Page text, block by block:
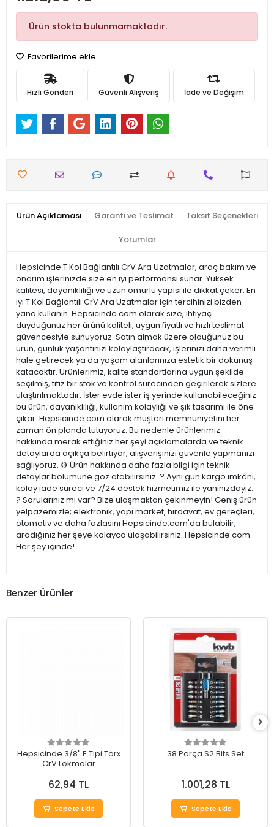
Ürün stokta bulunmamaktadır.
Favorilerime ekle
Hızlı Gönderi Güvenli Alışveriş İade ve Değişim
Ürün Açıklaması Garanti ve Teslimat Taksit Seçenekleri
Yorumlar
Hepsicinde T Kol Bağlantılı CrV Ara Uzatmalar, araç bakım ve
onarım işlerinizde size en iyi performansı sunar. Yüksek
kalitesi, dayanıklılığı ve uzun ömürlü yapısı ile dikkat çeker. En
iyi T Kol Bağlantılı CrV Ara Uzatmalar için tercihinizi bizden
yana kullanın. Hepsicinde.com olarak size, ihtiyaç
duyduğunuz her ürünü kaliteli, uygun fiyatlı ve hızlı teslimat
güvencesiyle sunuyoruz. Satın almak üzere olduğunuz bu
ürün, günlük yaşantınızı kolaylaştıracak, işlerinizi daha verimli
hale getirecek ya da yaşam alanlarınıza estetik bir dokunuş
katacaktır. Ürünlerimiz, kalite standartlarına uygun şekilde
seçilmiş, titiz bir stok ve kontrol sürecinden geçirilerek sizlere
ulaştırılmaktadır. İster evde ister iş yerinde kullanabileceğiniz
bu ürün, dayanıklılığı, kullanım kolaylığı ve şık tasarımı ile öne
çıkar. Hepsicinde.com olarak müşteri memnuniyetini her
zaman ön planda tutuyoruz. Bu nedenle ürünlerimiz
hakkında merak ettiğiniz her şeyi açıklamalarda ve teknik
detaylarda açıkça belirtiyor, alışverişinizi güvenle yapmanızı
sağlıyoruz. ⚙️ Ürün hakkında daha fazla bilgi için teknik
detaylar bölümüne göz atabilirsiniz. ? Aynı gün kargo imkânı,
kolay iade süreci ve 7/24 destek hizmetimiz ile yanınızdayız.
? Sorularınız mı var? Bize ulaşmaktan çekinmeyin! Geniş ürün
yelpazemizle; elektronik, yapı market, hırdavat, ev gereçleri,
otomotiv ve daha fazlasını Hepsicinde.com'da bulabilir,
aradığınız her şeye kolayca ulaşabilirsiniz. Hepsicinde.com –
Her şey içinde!
Benzer Ürünler
Hepsicinde 3/8" E Tipi Torx
CrV Lokmalar
62,94 TL
Sepete Ekle
38 Parça S2 Bits Set
1.001,28 TL
Sepete Ekle